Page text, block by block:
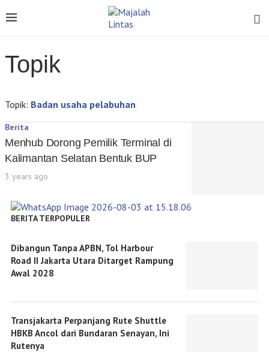
Topik
Topik: Badan usaha pelabuhan
Berita
Menhub Dorong Pemilik Terminal di
Kalimantan Selatan Bentuk BUP
3 years ago
BERITA TERPOPULER
Dibangun Tanpa APBN, Tol Harbour
Road II Jakarta Utara Ditarget Rampung
Awal 2028
Transjakarta Perpanjang Rute Shuttle
HBKB Ancol dari Bundaran Senayan, Ini
Rutenya